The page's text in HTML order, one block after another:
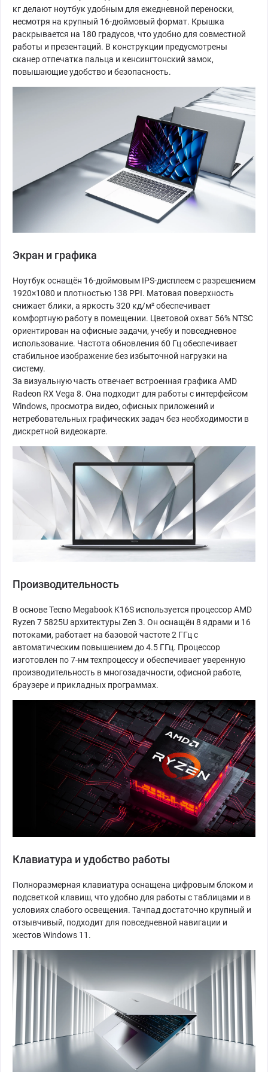
кг делают ноутбук удобным для ежедневной переноски,
несмотря на крупный 16-дюймовый формат. Крышка
раскрывается на 180 градусов, что удобно для совместной
работы и презентаций. В конструкции предусмотрены
сканер отпечатка пальца и кенсингтонский замок,
повышающие удобство и безопасность.
Экран и графика
Ноутбук оснащён 16-дюймовым IPS-дисплеем с разрешением
1920×1080 и плотностью 138 PPI. Матовая поверхность
снижает блики, а яркость 320 кд/м² обеспечивает
комфортную работу в помещении. Цветовой охват 56% NTSC
ориентирован на офисные задачи, учебу и повседневное
использование. Частота обновления 60 Гц обеспечивает
стабильное изображение без избыточной нагрузки на
систему.
За визуальную часть отвечает встроенная графика AMD
Radeon RX Vega 8. Она подходит для работы с интерфейсом
Windows, просмотра видео, офисных приложений и
нетребовательных графических задач без необходимости в
дискретной видеокарте.
Производительность
В основе Tecno Megabook K16S используется процессор AMD
Ryzen 7 5825U архитектуры Zen 3. Он оснащён 8 ядрами и 16
потоками, работает на базовой частоте 2 ГГц с
автоматическим повышением до 4.5 ГГц. Процессор
изготовлен по 7-нм техпроцессу и обеспечивает уверенную
производительность в многозадачности, офисной работе,
браузере и прикладных программах.
Клавиатура и удобство работы
Полноразмерная клавиатура оснащена цифровым блоком и
подсветкой клавиш, что удобно для работы с таблицами и в
условиях слабого освещения. Тачпад достаточно крупный и
отзывчивый, подходит для повседневной навигации и
жестов Windows 11.